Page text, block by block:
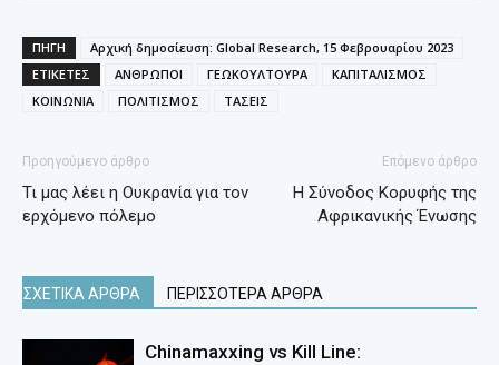
ΠΗΓΗ
Αρχική δημοσίευση: Global Research, 15 Φεβρουαρίου 2023
ΕΤΙΚΕΤΕΣ
ΑΝΘΡΩΠΟΙ ΓΕΩΚΟΥΛΤΟΥΡΑ
ΚΑΠΙΤΑΛΙΣΜΟΣ
ΚΟΙΝΩΝΙΑ
ΠΟΛΙΤΙΣΜΟΣ ΤΑΣΕΙΣ
Προηγούμενο άρθρο
Τι μας λέει η Ουκρανία για τον
ερχόμενο πόλεμο
Επόμενο άρθρο
Η Σύνοδος Κορυφής της
Αφρικανικής Ένωσης
ΣΧΕΤΙΚΑ ΑΡΘΡΑ ΠΕΡΙΣΣΟΤΕΡΑ ΑΡΘΡΑ
Chinamaxxing vs Kill Line: